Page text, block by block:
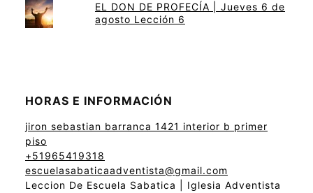
EL DON DE PROFECÍA | Jueves 6 de
agosto Lección 6
HORAS E INFORMACIÓN
jiron sebastian barranca 1421 interior b primer
piso
+51965419318
escuelasabaticaadventista@gmail.com
Leccion De Escuela Sabatica | Iglesia Adventista